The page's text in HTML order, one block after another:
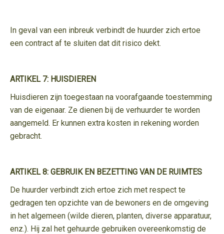
In geval van een inbreuk verbindt de huurder zich ertoe
een contract af te sluiten dat dit risico dekt.
ARTIKEL 7: HUISDIEREN
Huisdieren zijn toegestaan na voorafgaande toestemming
van de eigenaar. Ze dienen bij de verhuurder te worden
aangemeld. Er kunnen extra kosten in rekening worden
gebracht.
ARTIKEL 8: GEBRUIK EN BEZETTING VAN DE RUIMTES
De huurder verbindt zich ertoe zich met respect te
gedragen ten opzichte van de bewoners en de omgeving
in het algemeen (wilde dieren, planten, diverse apparatuur,
enz.). Hij zal het gehuurde gebruiken overeenkomstig de